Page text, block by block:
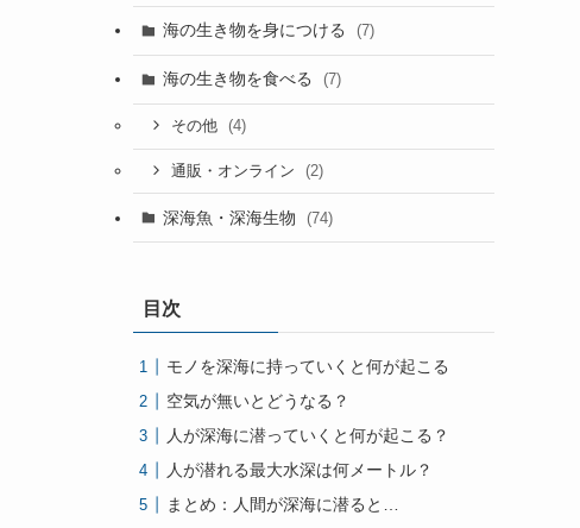
海の生き物を身につける (7)
海の生き物を食べる (7)
その他 (4)
通販・オンライン (2)
深海魚・深海生物 (74)
目次
モノを深海に持っていくと何が起こる
空気が無いとどうなる？
人が深海に潜っていくと何が起こる？
人が潜れる最大水深は何メートル？
まとめ：人間が深海に潜ると…